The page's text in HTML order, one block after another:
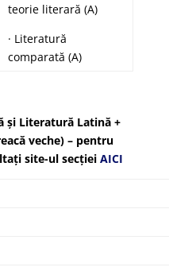
teorie literară (A)
· Literatură
comparată (A)
și Literatură Latină +
veche) – pentru
site-ul secției AICI